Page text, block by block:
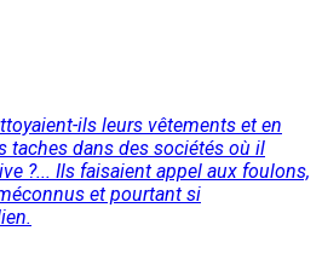
ils leurs vêtements et en
taches dans des sociétés où il
?... Ils faisaient appel aux foulons,
et pourtant si